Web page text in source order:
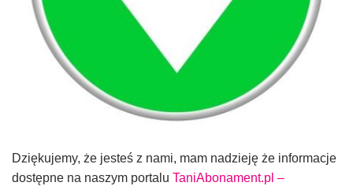
Dziękujemy, że jesteś z nami, mam nadzieję że informacje
dostępne na naszym portalu TaniAbonament.pl –